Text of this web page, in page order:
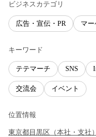
ビジネスカテゴリ
広告・宣伝・PR マ
キーワード
テテマーチ SNS
交流会 イベント
位置情報
東京都 目黒区 （本社・支社 ）